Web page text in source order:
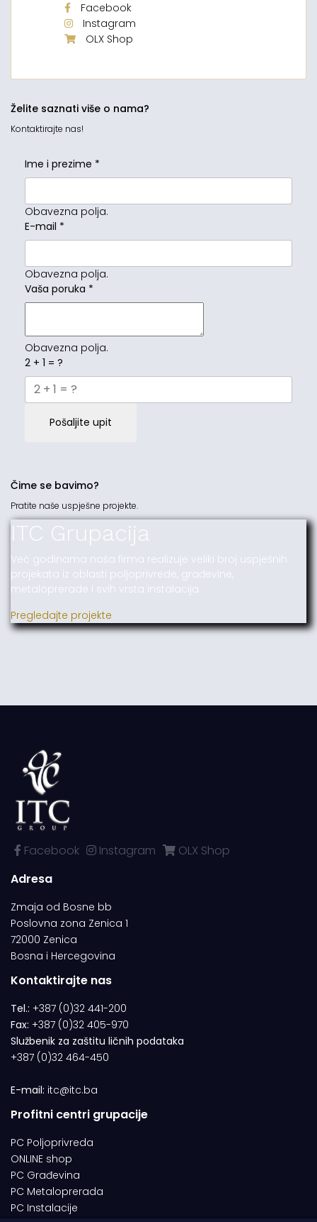
Facebook
Instagram
OLX Shop
Želite saznati više o nama?
Kontaktirajte nas!
Ime i prezime *
Obavezna polja.
E-mail *
Obavezna polja.
Vaša poruka *
Obavezna polja.
2 + 1 = ?
Pošaljite upit
Čime se bavimo?
Pratite naše uspješne projekte.
ITC Grupacija
Već godinama naša firma realizuje veliki broj uspješnih
projekata iz oblasti poljoprivrede, građevine,
metaloprerade i svih vrsta instalacija.
Pregledajte projekte
Facebook Instagram
OLX Shop
Adresa
Zmaja od Bosne bb
Poslovna zona Zenica 1
72000 Zenica
Bosna i Hercegovina
Kontaktirajte nas
Tel.: +387 (0)32 441-200
Fax: +387 (0)32 405-970
Službenik za zaštitu ličnih podataka
+387 (0)32 464-450
E-mail: itc@itc.ba
Profitni centri grupacije
PC Poljoprivreda
ONLINE shop
PC Građevina
PC Metaloprerada
PC Instalacije